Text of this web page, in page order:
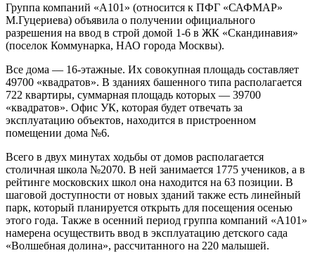
Группа компаний «А101» (относится к ПФГ «САФМАР»
М.Гуцериева) объявила о получении официального
разрешения на ввод в строй домой 1-6 в ЖК «Скандинавия»
(поселок Коммунарка, НАО города Москвы).
Все дома — 16-этажные. Их совокупная площадь составляет
49700 «квадратов». В зданиях башенного типа располагается
722 квартиры, суммарная площадь которых — 39700
«квадратов». Офис УК, которая будет отвечать за
эксплуатацию объектов, находится в пристроенном
помещении дома №6.
Всего в двух минутах ходьбы от домов располагается
столичная школа №2070. В ней занимается 1775 учеников, а в
рейтинге московских школ она находится на 63 позиции. В
шаговой доступности от новых зданий также есть линейный
парк, который планируется открыть для посещения осенью
этого года. Также в осенний период группа компаний «А101»
намерена осуществить ввод в эксплуатацию детского сада
«Волшебная долина», рассчитанного на 220 малышей.